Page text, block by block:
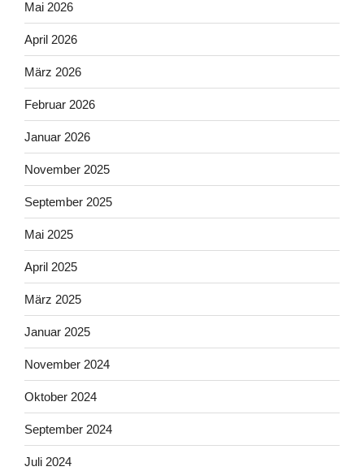
Mai 2026
April 2026
März 2026
Februar 2026
Januar 2026
November 2025
September 2025
Mai 2025
April 2025
März 2025
Januar 2025
November 2024
Oktober 2024
September 2024
Juli 2024